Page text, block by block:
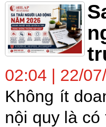
02:04 | 22/
Không ít
nội quy là